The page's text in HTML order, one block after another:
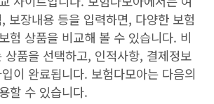
보장내용 등을 입력하면, 다양한 보험
험 상품을 비교해 볼 수 있습니다. 비
상품을 선택하고, 인적사항, 결제정보
이 완료됩니다. 보험다모아는 다음의
할 수 있습니다.